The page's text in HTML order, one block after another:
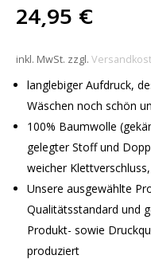
24,95 €
inkl. MwSt. zzgl.
langlebiger Aufdruck,
Wäschen noch schön
100% Baumwolle
gelegter Stoff und
weicher
Unsere ausgewählte
Qualitätsstandard und
Produkt- sowie
produziert